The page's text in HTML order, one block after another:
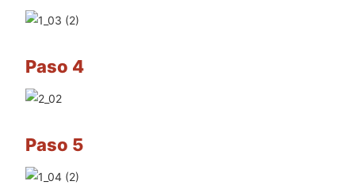
Paso 4
Paso 5